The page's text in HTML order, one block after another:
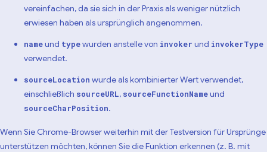
vereinfachen, da sie sich in der Praxis als weniger nützlich
erwiesen haben als ursprünglich angenommen.
nameund typewurden anstelle von invoker und invokerType
verwendet.
sourceLocation wurde als kombinierter Wert verwendet,
einschließlich sourceURL, sourceFunctionNameund
sourceCharPosition.
Wenn Sie Chrome-Browser weiterhin mit der Testversion für Ursprünge
unterstützen möchten, können Sie die Funktion erkennen (z. B. mit